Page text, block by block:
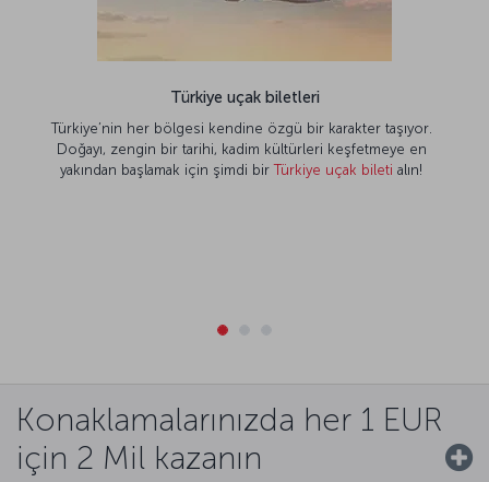
Türkiye uçak biletleri
Türkiye’nin her bölgesi kendine özgü bir karakter taşıyor.
Doğayı, zengin bir tarihi, kadim kültürleri keşfetmeye en
yakından başlamak için şimdi birTürkiye uçak bileti alın!
Konaklamalarınızda her 1 EUR
için 2 Mil kazanın